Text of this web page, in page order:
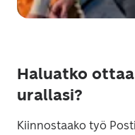
Haluatko
urallasi?
Kiinnostaako työ